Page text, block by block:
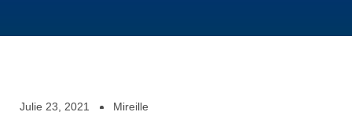
Julie 23, 2021 Mireille